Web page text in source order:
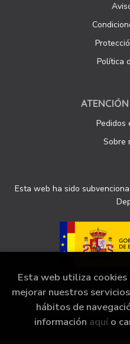
Política
Pedidos
Sobre
Esta web ha sido
2026 © Librería
Reservados |
Esta web utiliza
mejorar nuestros
hábitos de
información aquí o